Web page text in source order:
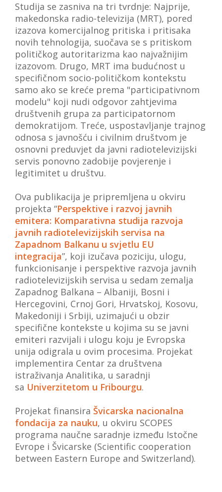
Studija se zasniva na tri tvrdnje: Najprije,
makedonska radio-televizija (MRT), pored
izazova komercijalnog pritiska i pritisaka
novih tehnologija, suočava se s pritiskom
političkog autoritarizma kao najvažnijim
izazovom. Drugo, MRT ima budućnost u
specifičnom socio-političkom kontekstu
samo ako se kreće prema "participativnom
modelu" koji nudi odgovor zahtjevima
društvenih grupa za participatornom
demokratijom. Treće, uspostavljanje trajnog
odnosa s javnošću i civilnim društvom je
osnovni preduvjet da javni radiotelevizijski
servis ponovno zadobije povjerenje i
legitimitet u društvu.
Ova publikacija je pripremljena u okviru
projekta “Perspektive i razvoj javnih
emitera: Komparativna studija razvoja
javnih radiotelevizijskih servisa na
Zapadnom Balkanu u svjetlu EU
integracija”, koji izučava poziciju, ulogu,
funkcionisanje i perspektive razvoja javnih
radiotelevizijskih servisa u sedam zemalja
Zapadnog Balkana – Albaniji, Bosni i
Hercegovini, Crnoj Gori, Hrvatskoj, Kosovu,
Makedoniji i Srbiji, uzimajući u obzir
specifične kontekste u kojima su se javni
emiteri razvijali i ulogu koju je Evropska
unija odigrala u ovim procesima. Projekat
implementira Centar za društvena
istraživanja Analitika, u saradnji
sa Univerzitetom u Fribourgu.
Projekat finansira Švicarska nacionalna
fondacija za nauku, u okviru SCOPES
programa naučne saradnje između Istočne
Evrope i Švicarske (Scientific cooperation
between Eastern Europe and Switzerland).